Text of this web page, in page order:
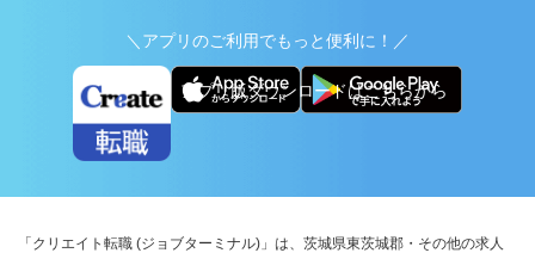
＼アプリのご利用でもっと便利に！／
アプリ版ダウンロードはこちらから
「クリエイト転職 (ジョブターミナル)」は、茨城県東茨城郡・その他の求人